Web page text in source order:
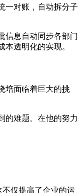
一对账，自动拆分子
信息自动同步各部门
透明化的实现。
培面临着巨大的挑
的难题。在他的努力
仅提高了企业的运